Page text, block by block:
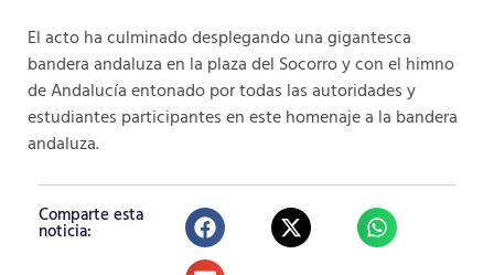
El acto ha culminado desplegando una gigantesca
bandera andaluza en la plaza del Socorro y con el himno
de Andalucía entonado por todas las autoridades y
estudiantes participantes en este homenaje a la bandera
andaluza.
Comparte esta
noticia: